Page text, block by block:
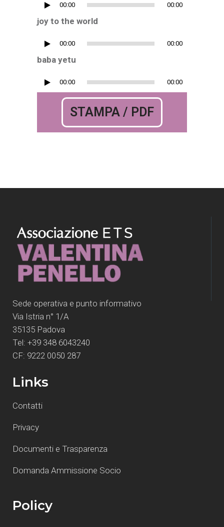
Audio
Player
00:00 00:00
joy to the world
Audio
Player
00:00 00:00
baba yetu
Audio
00:00 00:00
STAMPA / PDF
Sede operativa e punto informativo
Via Istria n° 1/A
35135 Padova
Tel: +39 348 6043240
CF: 9222 0050 287
Links
Contatti
Privacy
Documenti e Trasparenza
Domanda Ammissione Socio
Policy